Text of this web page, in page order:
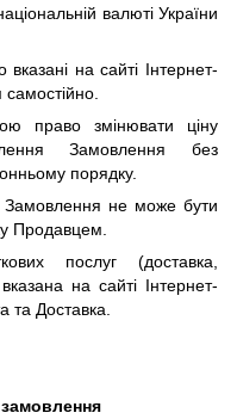
валюті України
на сайті Інтернет-
право змінювати ціну
Замовлення без
порядку.
Замовлення не може бути
Продавцем.
послуг (доставка,
на сайті Інтернет-
та Доставка.